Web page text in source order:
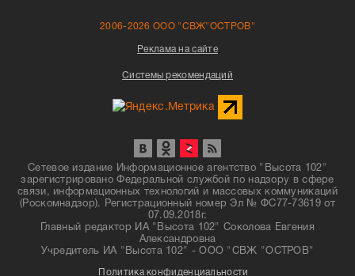
2006-2026 ООО "СВЖ"ОСТРОВ"
Реклама на сайте
Системы рекомендаций
Сетевое издание Информационное агентство "Высота 102"
зарегистрировано Федеральной службой по надзору в сфере
связи, информационных технологий и массовых коммуникаций
(Роскомнадзор). Регистрационный номер Эл № ФС77-73619 от
07.09.2018г.
Главный редактор ИА "Высота 102" Соколова Евгения
Александровна
Учредитель ИА "Высота 102" - ООО "СВЖ "ОСТРОВ"
Политика конфиденциальности